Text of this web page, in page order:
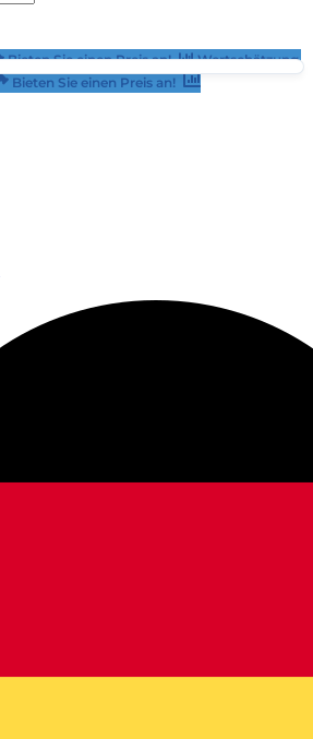
Bieten Sie einen Preis an!
Wertschätzung
Bieten Sie einen Preis an!